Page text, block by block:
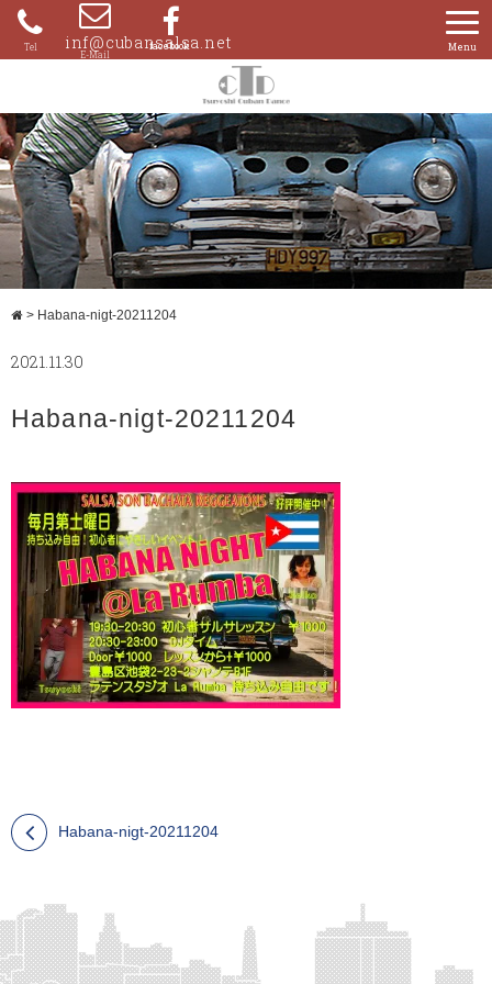
Skip
content
080- inf@cubansalsa.net
> Habana-nigt-20211204
2021.11.30
Habana-nigt-20211204
Habana-nigt-20211204